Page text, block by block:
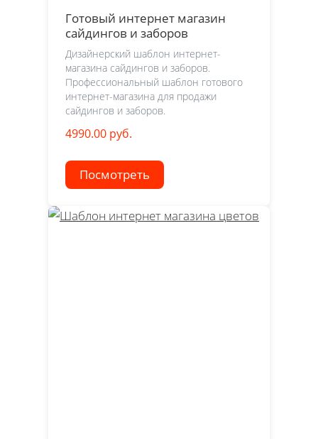
Готовый интернет магазин
сайдингов и заборов
Дизайнерский шаблон интернет-
магазина сайдингов и заборов.
Профессиональный шаблон готового
интернет-магазина для продажи
сайдингов и заборов.
4990.00 руб.
Посмотреть